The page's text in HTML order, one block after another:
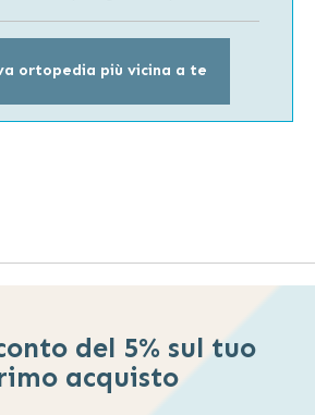
ortopedia più vicina a te
del 5% sul tuo
acquisto